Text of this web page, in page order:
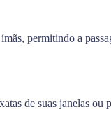
permitindo a
de suas janelas